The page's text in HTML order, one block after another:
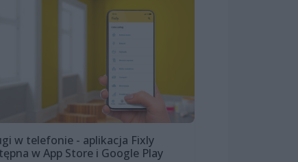
w telefonie - aplikacja Fixly
w App Store i Google Play